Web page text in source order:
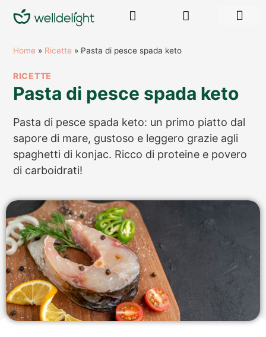
Home » Ricette » Pasta di pesce spada keto
RICETTE
Pasta di pesce spada keto
Pasta di pesce spada keto: un primo piatto dal
sapore di mare, gustoso e leggero grazie agli
spaghetti di konjac. Ricco di proteine e povero
di carboidrati!